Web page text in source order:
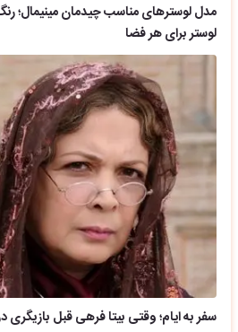
مدل لوسترهای مناسب چیدمان مینیمال؛
لوستر برای هر فضا
سفر به ایام؛ وقتی بیتا فرهی قبل بازیگری در